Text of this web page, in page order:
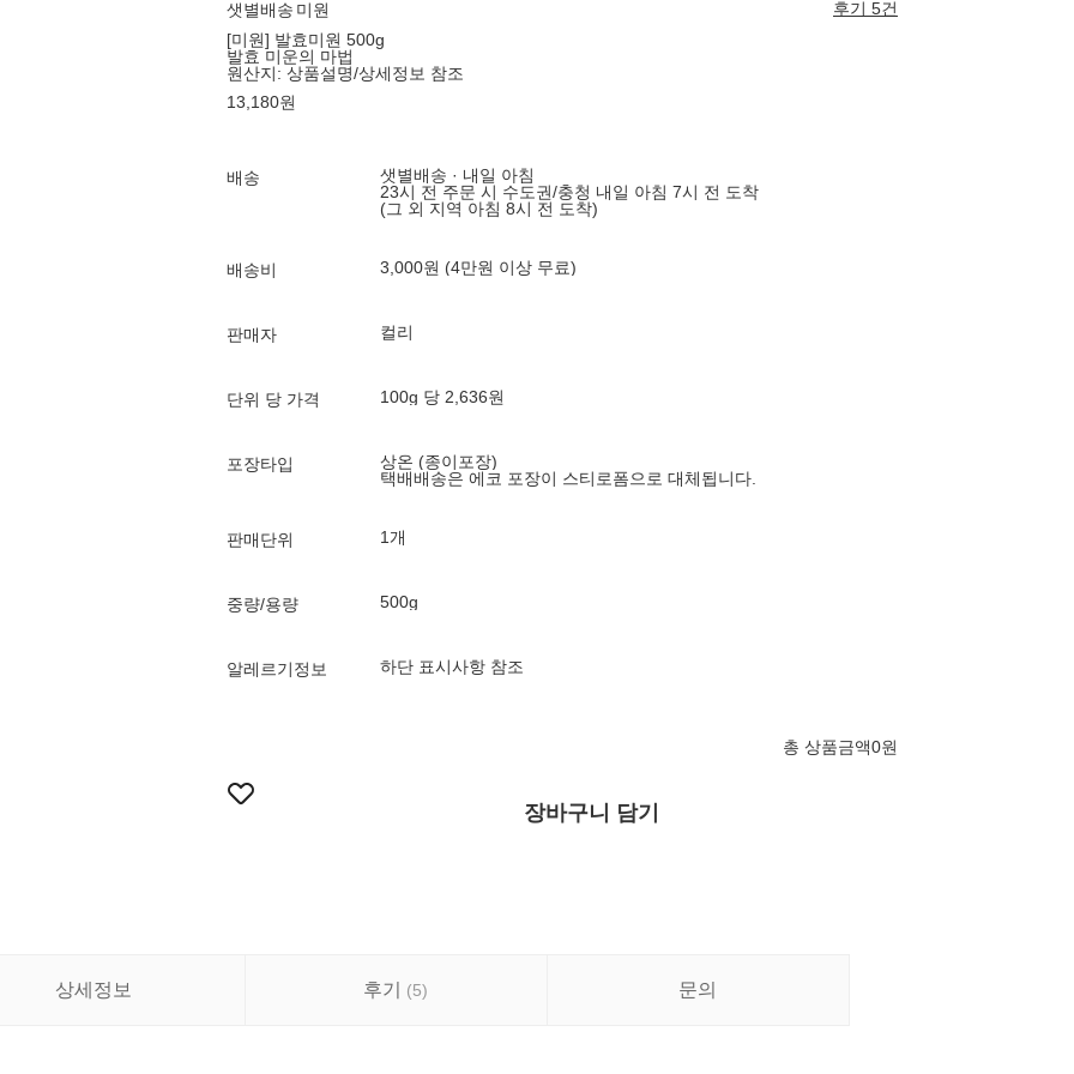
샛별배송 미원
후기 5건
[미원] 발효미원 500g
발효 미운의 마법
원산지: 상품설명/상세정보 참조
13,180원
배송
샛별배송 · 내일 아침
23시 전 주문 시 수도권/충청 내일 아침 7시 전 도착
(그 외 지역 아침 8시 전 도착)
배송비 3,000원 (4만원 이상 무료)
판매자 컬리
단위 당 가격 100g 당 2,636원
포장타입
상온 (종이포장)
택배배송은 에코 포장이 스티로폼으로 대체됩니다.
판매단위 1개
중량/용량 500g
알레르기정보 하단 표시사항 참조
총 상품금액0원
장바구니 담기
상세정보 후기 (5) 문의